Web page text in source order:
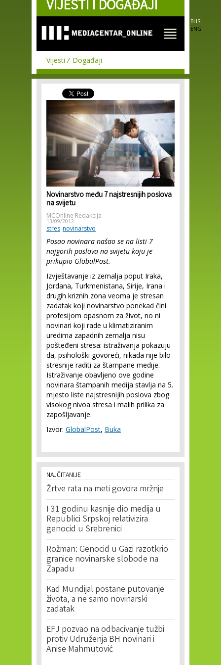
Skip to
main
VIJESTI I DOGAĐAJI
BHS
ENG
Vijesti Događaji
Novinarstvo među 7 najstresnijih poslova
na svijetu
MCOnline Redakcija
13/09/2012
stres novinarstvo
Posao novinara našao se na listi 7
najgorih poslova na svijetu koju je
prikupio GlobalPost.
Izvještavanje iz zemalja poput Iraka,
Jordana, Turkmenistana, Sirije, Irana i
drugih kriznih zona veoma je stresan
zadatak koji novinarstvo ponekad čini
profesijom opasnom za život, no ni
novinari koji rade u klimatiziranim
uredima zapadnih zemalja nisu
pošteđeni stresa: istraživanja pokazuju
da, psihološki govoreći, nikada nije bilo
stresnije raditi za štampane medije.
Istraživanje obavljeno ove godine
novinara štampanih medija stavlja na 5.
mjesto liste najstresnijih poslova zbog
visokog nivoa stresa i malih prilika za
zapošljavanje.
Izvor: GlobalPost, Buka
NAJČITANIJE
Žrtve rata na meti govora mržnje
I 31 godinu kasnije dio medija u
Republici Srpskoj relativizira
genocid u Srebrenici
Rožman: Genocid u Gazi razotkrio
granice novinarske slobode na
Zapadu
Kad Mundijal postane putovanje
života, a ne samo novinarski
zadatak
EFJ pozvao na odbacivanje tužbi
protiv Udruženja BH novinari i
Anise Mahmutović